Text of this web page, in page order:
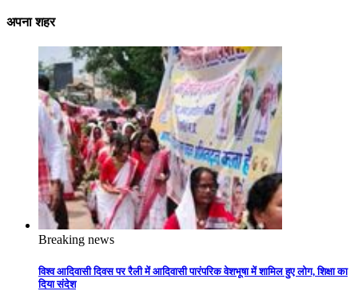
अपना शहर
Breaking news
विश्व आदिवासी दिवस पर रैली में आदिवासी पारंपरिक वेशभूषा में शामिल हुए लोग, शिक्षा का
दिया संदेश